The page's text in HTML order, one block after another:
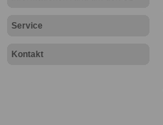
Service
Kontakt